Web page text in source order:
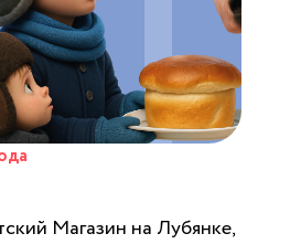
Магазин на Лубянке,